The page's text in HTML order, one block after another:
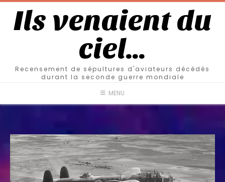
Ils venaient du
ciel…
Recensement de sépultures d'aviateurs décédés
durant la seconde guerre mondiale
MENU